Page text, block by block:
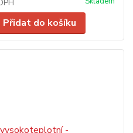
Přidat do košíku